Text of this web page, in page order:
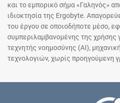
και το εμπορικό σήμα «Γαληνός»
ιδιοκτησία της Ergobyte.
του έργου σε οποιοδήποτε μέσο,
συμπεριλαμβανομένης της χρήσης
τεχνητής νοημοσύνης (AI),
τεχνολογιών, χωρίς προηγούμενη